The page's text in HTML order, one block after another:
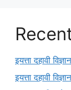
इयत्ता दहावी
इयत्ता दहावी